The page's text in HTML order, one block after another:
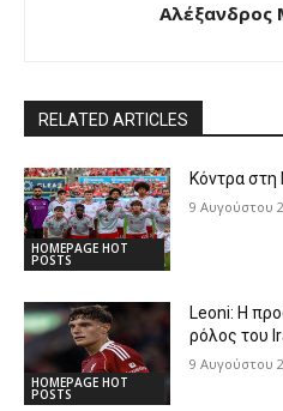
RELATED ARTICLES
HOMEPAGE HOT
POSTS
Κόντρα στη
9 Αυγούστου
HOMEPAGE HOT
POSTS
Leoni: Η
ρόλος του
9 Αυγούστου